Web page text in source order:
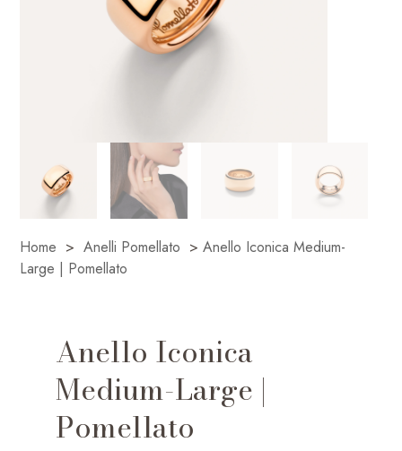
Home > Anelli Pomellato > Anello Iconica Medium-
Large | Pomellato
Anello Iconica
Medium-Large |
Pomellato